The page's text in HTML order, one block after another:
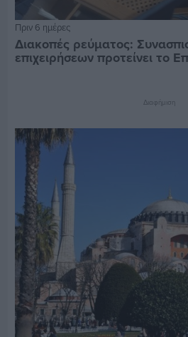
Πριν 6 ημέρες
Διακοπές ρεύματος:
επιχειρήσεων προτείνει το
Διαφήμιση